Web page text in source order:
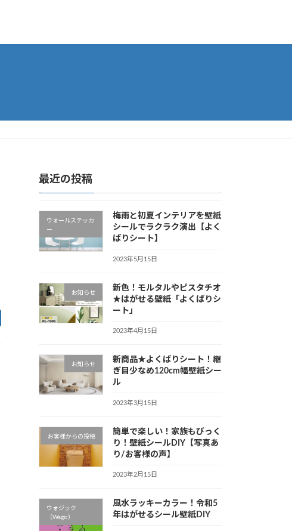
最近の投稿
ウォールステッカ
ー
梅雨と初夏インテリアを壁紙
シールでラクラク演出【よく
ばりシート】
2023年5月15日
お知らせ
新色！モルタルやピスタチオ
★はがせる壁紙「よくばりシ
ート」
2023年4月15日
お知らせ
新商品★よくばりシート！継
ぎ目少なめ120cm幅壁紙シー
ル
2023年3月15日
お客様からの投稿
簡単で楽しい！家族もびっく
り！壁紙シールDIY【写真あ
り/お客様の声】
2023年2月15日
ウォジック
（Wagic）
風水ラッキーカラー！令和5
年はがせるシール壁紙DIY